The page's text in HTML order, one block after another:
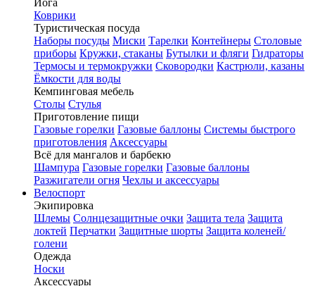
Йога
Коврики
Туристическая посуда
Наборы посуды Миски Тарелки Контейнеры Столовые
приборы Кружки, стаканы Бутылки и фляги Гидраторы
Термосы и термокружки Сковородки Кастрюли, казаны
Ёмкости для воды
Кемпинговая мебель
Столы Стулья
Приготовление пищи
Газовые горелки Газовые баллоны Системы быстрого
приготовления Аксессуары
Всё для мангалов и барбекю
Шампура Газовые горелки Газовые баллоны
Разжигатели огня Чехлы и аксессуары
Велоспорт
Экипировка
Шлемы Солнцезащитные очки Защита тела Защита
локтей Перчатки Защитные шорты Защита коленей/
голени
Одежда
Носки
Аксессуары